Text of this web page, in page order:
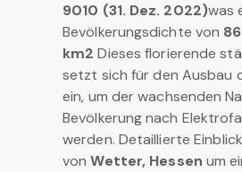
9010 (31. Dez. 2022)was
Bevölkerungsdichte von
km2 Dieses florierende
setzt sich für den Ausbau
ein, um der wachsenden
Bevölkerung nach
werden. Detaillierte
vonWetter, Hessen um